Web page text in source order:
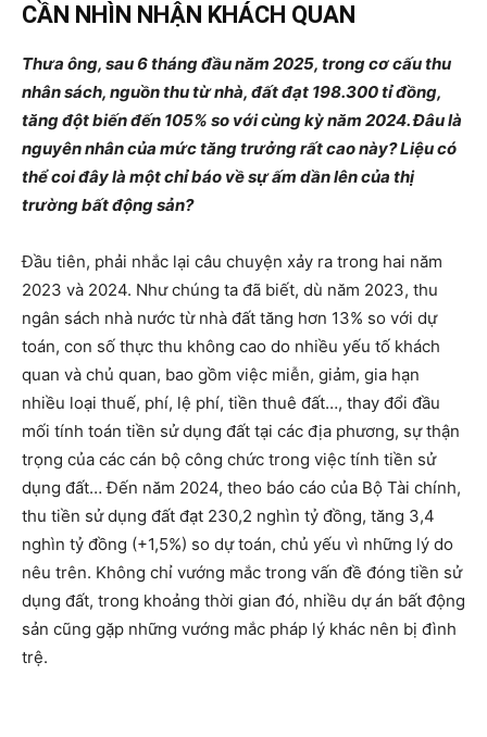
CẦN NHÌN NHẬN KHÁCH QUAN
Thưa ông, sau 6 tháng đầu năm 2025, trong cơ cấu thu
nhân sách, nguồn thu từ nhà, đất đạt 198.300 tỉ đồng,
tăng đột biến đến 105% so với cùng kỳ năm 2024. Đâu là
nguyên nhân của mức tăng trưởng rất cao này? Liệu có
thể coi đây là một chỉ báo về sự ấm dần lên của thị
trường bất động sản?
Đầu tiên, phải nhắc lại câu chuyện xảy ra trong hai năm
2023 và 2024. Như chúng ta đã biết, dù năm 2023, thu
ngân sách nhà nước từ nhà đất tăng hơn 13% so với dự
toán, con số thực thu không cao do nhiều yếu tố khách
quan và chủ quan, bao gồm việc miễn, giảm, gia hạn
nhiều loại thuế, phí, lệ phí, tiền thuê đất…, thay đổi đầu
mối tính toán tiền sử dụng đất tại các địa phương, sự thận
trọng của các cán bộ công chức trong việc tính tiền sử
dụng đất… Đến năm 2024, theo báo cáo của Bộ Tài chính,
thu tiền sử dụng đất đạt 230,2 nghìn tỷ đồng, tăng 3,4
nghìn tỷ đồng (+1,5%) so dự toán, chủ yếu vì những lý do
nêu trên. Không chỉ vướng mắc trong vấn đề đóng tiền sử
dụng đất, trong khoảng thời gian đó, nhiều dự án bất động
sản cũng gặp những vướng mắc pháp lý khác nên bị đình
trệ.